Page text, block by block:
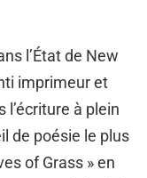
l’État de New
imprimeur et
à plein
de poésie le plus
of Grass » en